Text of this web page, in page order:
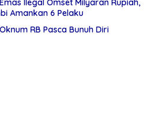
Ilegal Omset Milyaran Rupiah,
Amankan 6 Pelaku
RB Pasca Bunuh Diri